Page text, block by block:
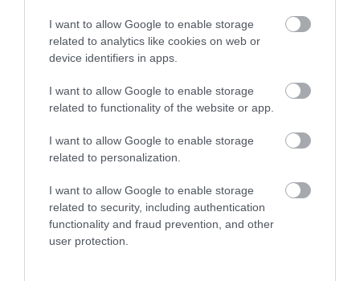
I want to allow Google to enable storage
related to analytics like cookies on web or
device identifiers in apps.
I want to allow Google to enable storage
related to functionality of the website or app.
I want to allow Google to enable storage
related to personalization.
I want to allow Google to enable storage
related to security, including authentication
functionality and fraud prevention, and other
user protection.
View this post on Instagram